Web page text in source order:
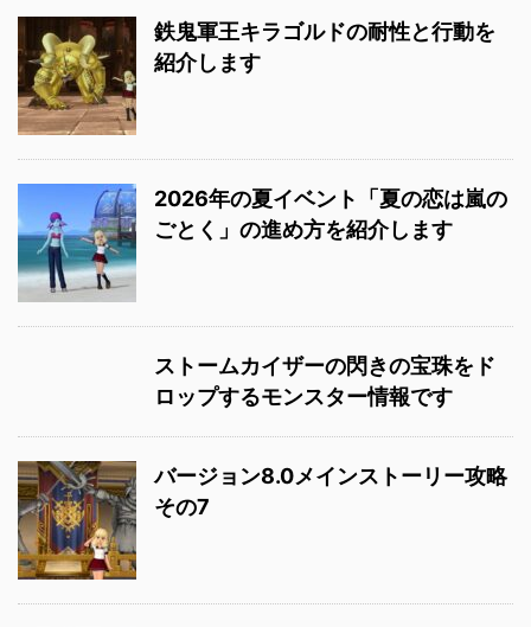
鉄鬼軍王キラゴルドの耐性と行動を
紹介します
2026年の夏イベント「夏の恋は嵐の
ごとく」の進め方を紹介します
ストームカイザーの閃きの宝珠をド
ロップするモンスター情報です
バージョン8.0メインストーリー攻略
その7